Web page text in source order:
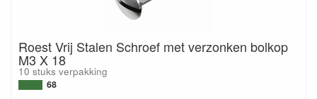
Roest Vrij Stalen Schroef met verzonken bolkop
M3 X 18
10 stuks verpakking
68